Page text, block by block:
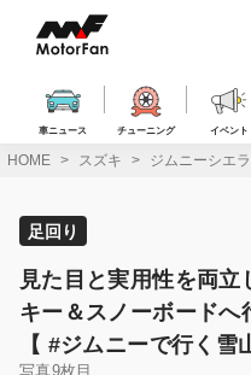
ス
車ニュース チューニング イベント
HOME スズキ ジムニーシエラ
足回り
見た目と実用性を両
キー＆スノーボードへ
【 #ジムニーで行く雪
写真9枚目